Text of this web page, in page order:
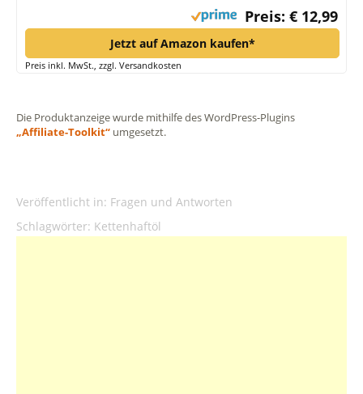
Preis: € 12,99
Jetzt auf Amazon kaufen*
Preis inkl. MwSt., zzgl. Versandkosten
Die Produktanzeige wurde mithilfe des WordPress-Plugins
„Affiliate-Toolkit“ umgesetzt.
Veröffentlicht in: Fragen und Antworten
Schlagwörter: Kettenhaftöl